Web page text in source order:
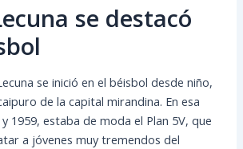
se destacó
se inició en el béisbol desde niño,
de la capital mirandina. En esa
1959, estaba de moda el Plan 5V, que
a jóvenes muy tremendos del